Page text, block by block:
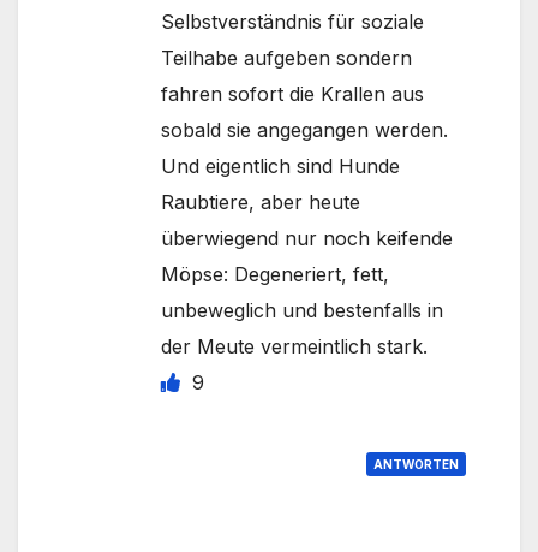
Selbstverständnis für soziale
Teilhabe aufgeben sondern
fahren sofort die Krallen aus
sobald sie angegangen werden.
Und eigentlich sind Hunde
Raubtiere, aber heute
überwiegend nur noch keifende
Möpse: Degeneriert, fett,
unbeweglich und bestenfalls in
der Meute vermeintlich stark.
9
ANTWORTEN